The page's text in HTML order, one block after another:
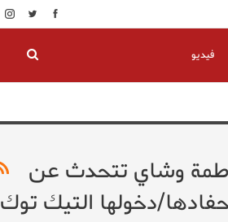
فيديو
وشاي تتحدث عن
دخولها التيك توك